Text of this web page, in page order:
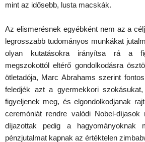
mint az idősebb, lusta macskák.
Az elismerésnek egyébként nem az a
legrosszabb tudományos munkákat
olyan kutatásokra irányítsa rá a
megszokottól eltérő gondolkodásra
ötletadója, Marc Abrahams szerint
feledjék azt a gyermekkori
figyeljenek meg, és elgondolkodjanak
ceremóniát rendre valódi Nobel-
díjazottak pedig a hagyományoknak
pénzjutalmat kapnak az értéktelen